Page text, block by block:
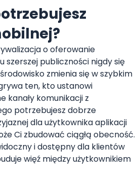
o oferowanie
szerszej publiczności nigdy się
zmienia się w szybkim
ten, kto ustanowi
kanały komunikacji z
potrzebujesz dobrze
dla użytkownika aplikacji
Ci zbudować ciągłą obecność.
i dostępny dla klientów
więź między użytkownikiem